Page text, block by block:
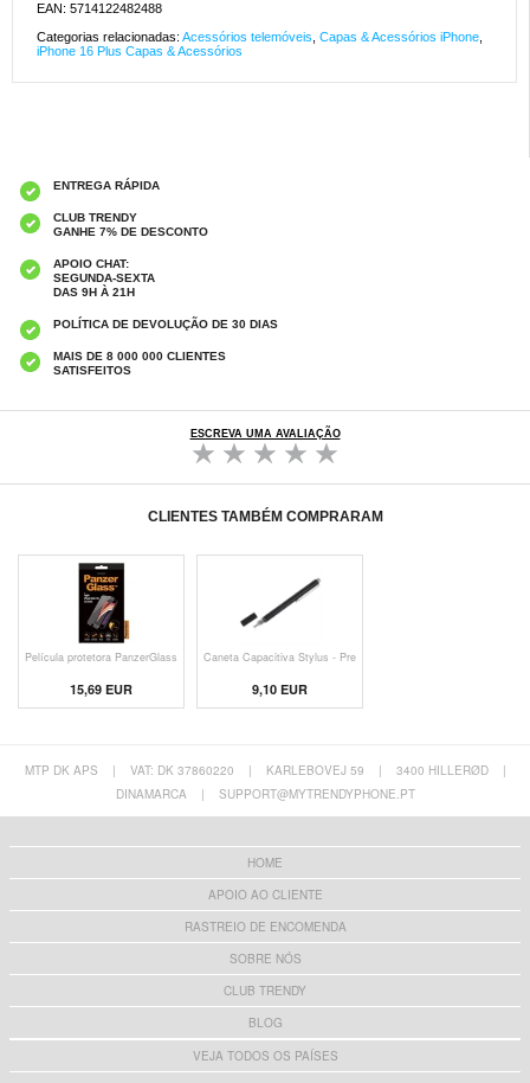
EAN: 5714122482488
Categorias relacionadas: Acessórios telemóveis Capas & Acessórios iPhone
iPhone 16 Plus Capas & Acessórios
ENTREGA RÁPIDA
CLUB TRENDY
GANHE 7% DE DESCONTO
APOIO CHAT:
SEGUNDA-SEXTA
DAS 9H À 21H
POLÍTICA DE DEVOLUÇÃO DE 30 DIAS
MAIS DE 8 000 000 CLIENTES
SATISFEITOS
ESCREVA UMA AVALIAÇÃO
CLIENTES TAMBÉM COMPRARAM
Película protetora PanzerGlass
15,69 EUR
Caneta Capacitiva Stylus - Pre
9,10 EUR
MTP DK APS | VAT: DK 37860220 | KARLEBOVEJ 59 | 3400 HILLERØD
|
DINAMARCA
| SUPPORT@MYTRENDYPHONE.PT
HOME
APOIO AO CLIENTE
RASTREIO DE ENCOMENDA
SOBRE NÓS
CLUB TRENDY
BLOG
VEJA TODOS OS PAÍSES